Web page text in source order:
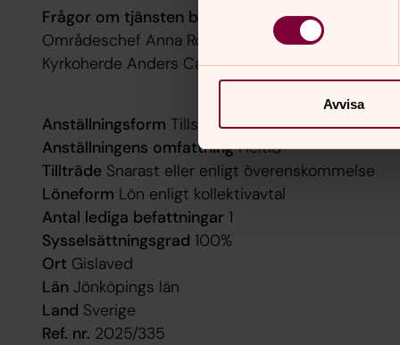
Avvisa
Frågor om tjänsten besvaras av:
Områdeschef Anna Roos 0371-831 56
Kyrkoherde Anders Carlwe 0371-831 55
Anställningsform Tillsvidareanställning
Anställningens omfattningHeltid
TillträdeSnarast eller enligt överenskommelse
Löneform Lön enligt kollektivavtal
Antal lediga befattningar 1
Sysselsättningsgrad 100%
OrtGislaved
LänJönköpings län
Land Sverige
Ref. nr. 2025/335